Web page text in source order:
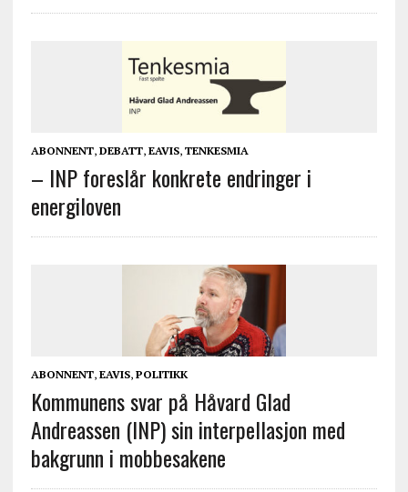
ABONNENT, DEBATT, EAVIS, TENKESMIA
– INP foreslår konkrete endringer i
energiloven
ABONNENT, EAVIS, POLITIKK
Kommunens svar på Håvard Glad
Andreassen (INP) sin interpellasjon med
bakgrunn i mobbesakene